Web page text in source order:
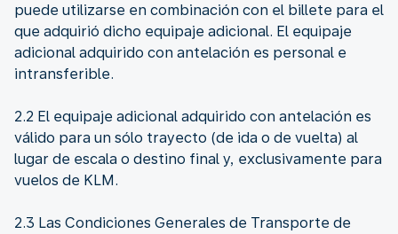
puede utilizarse en combinación con el billete para el
que adquirió dicho equipaje adicional. El equipaje
adicional adquirido con antelación es personal e
intransferible.
2.2 El equipaje adicional adquirido con antelación es
válido para un sólo trayecto (de ida o de vuelta) al
lugar de escala o destino final y, exclusivamente para
vuelos de KLM.
2.3 Las Condiciones Generales de Transporte de